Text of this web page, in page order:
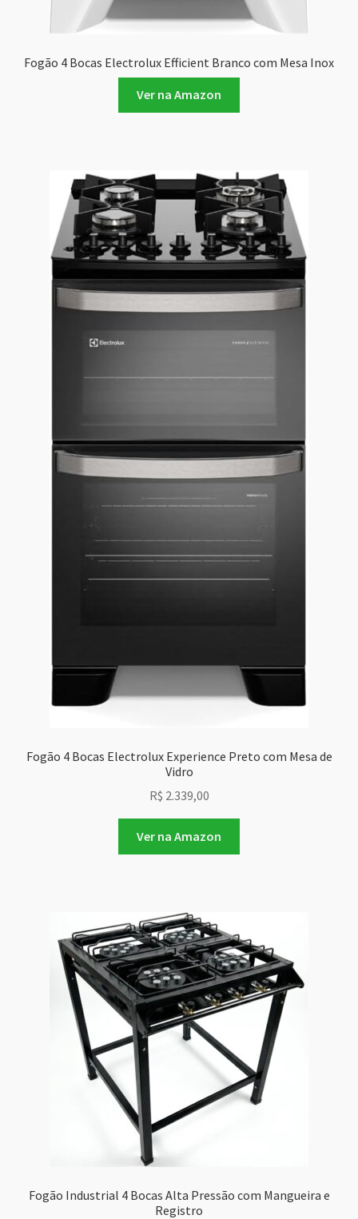
Fogão 4 Bocas Electrolux Efficient Branco com Mesa Inox
Ver na Amazon
Fogão 4 Bocas Electrolux Experience Preto com Mesa de
Vidro
R$ 2.339,00
Ver na Amazon
Fogão Industrial 4 Bocas Alta Pressão com Mangueira e
Registro